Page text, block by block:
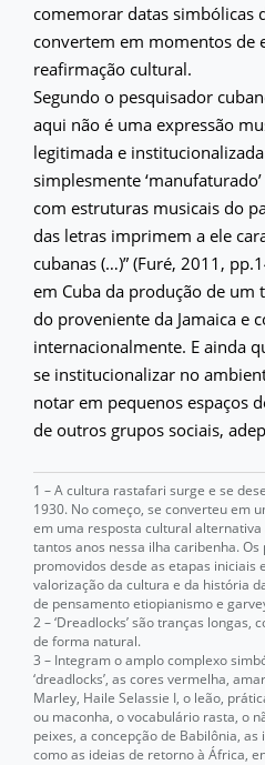
comemorar datas simbólicas
convertem em momentos de
reafirmação cultural.
Segundo o pesquisador
aqui não é uma expressão
legitimada e institucionalizada
simplesmente
com estruturas musicais do
das letras imprimem a ele
cubanas (…)” (Furé, 2011,
em Cuba da produção de um
do proveniente da Jamaica e
internacionalmente. E ainda
se institucionalizar no
notar em pequenos espaços
de outros grupos sociais,
1 – A cultura rastafari surge e se
1930. No começo, se converteu em
em uma resposta cultural
tantos anos nessa ilha caribenha.
promovidos desde as etapas iniciais
valorização da cultura e da história
de pensamento etiopianismo e
2 – ‘Dreadlocks’ são tranças longas,
de forma natural.
3 – Integram o amplo complexo
‘dreadlocks’, as cores vermelha,
Marley, Haile Selassie I, o leão,
ou maconha, o vocabulário rasta, o
peixes, a concepção de Babilônia,
como as ideias de retorno à África,